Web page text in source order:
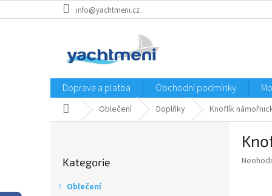
na
info@yachtmeni.cz
Doprava a platba Obchodní podmínky
Domů Oblečení Doplňky Knoflík
kategorie
Kategorie
Oblečení